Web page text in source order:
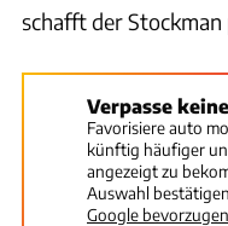
schafft der Stockman
Verpasse
Favorisiere auto
künftig häufiger
angezeigt zu
Auswahl
Google